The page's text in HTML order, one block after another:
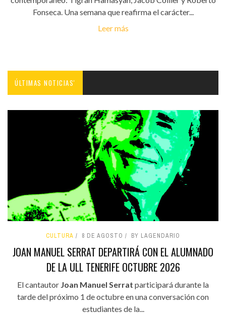
Fonseca. Una semana que reafirma el carácter...
Leer más
ÚLTIMAS NOTICIAS'
CULTURA 8 DE AGOSTO BY LAGENDARIO
JOAN MANUEL SERRAT DEPARTIRÁ CON EL ALUMNADO
DE LA ULL TENERIFE OCTUBRE 2026
El cantautor Joan Manuel Serrat participará durante la
tarde del próximo 1 de octubre en una conversación con
estudiantes de la...